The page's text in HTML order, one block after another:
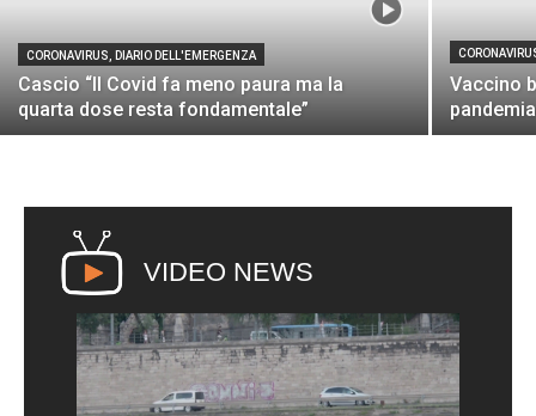
CORONAVIRUS, DIARIO DELL'EMERGENZA
Cascio “Il Covid fa meno paura ma la
quarta dose resta fondamentale”
Vaccino
pandemia
VIDEO NEWS